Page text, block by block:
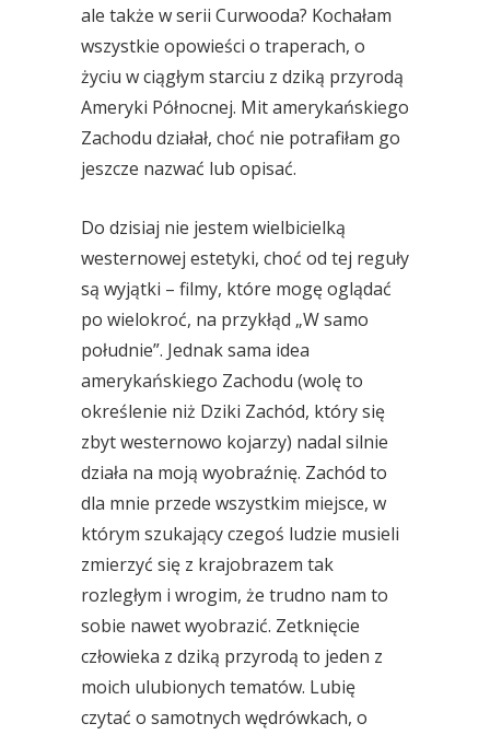
ale także w serii Curwooda? Kochałam
wszystkie opowieści o traperach, o
życiu w ciągłym starciu z dziką przyrodą
Ameryki Północnej. Mit amerykańskiego
Zachodu działał, choć nie potrafiłam go
jeszcze nazwać lub opisać.
Do dzisiaj nie jestem wielbicielką
westernowej estetyki, choć od tej reguły
są wyjątki – filmy, które mogę oglądać
po wielokroć, na przykłąd „W samo
południe”. Jednak sama idea
amerykańskiego Zachodu (wolę to
określenie niż Dziki Zachód, który się
zbyt westernowo kojarzy) nadal silnie
działa na moją wyobraźnię. Zachód to
dla mnie przede wszystkim miejsce, w
którym szukający czegoś ludzie musieli
zmierzyć się z krajobrazem tak
rozległym i wrogim, że trudno nam to
sobie nawet wyobrazić. Zetknięcie
człowieka z dziką przyrodą to jeden z
moich ulubionych tematów. Lubię
czytać o samotnych wędrówkach, o